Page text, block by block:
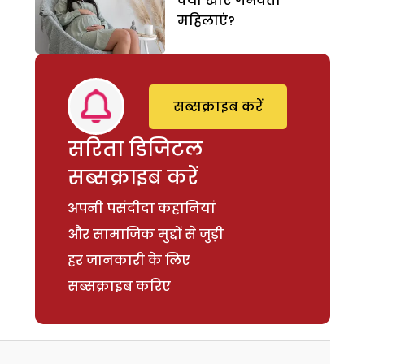
महिलाएं?
सरिता डिजिटल
सब्सक्राइब करें
अपनी पसंदीदा कहानियां
और सामाजिक मुद्दों से जुड़ी
हर जानकारी के लिए
सब्सक्राइब करिए
सब्सक्राइब करें